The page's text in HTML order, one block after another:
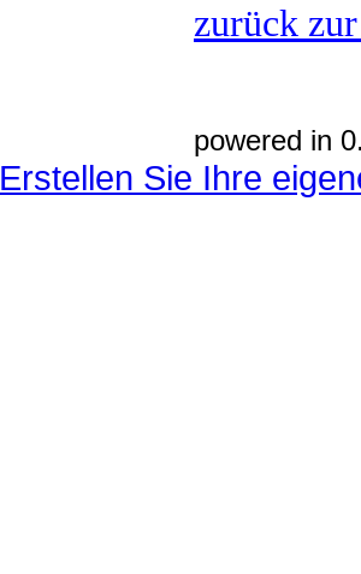
zurück
powered in
Erstellen Sie Ihre